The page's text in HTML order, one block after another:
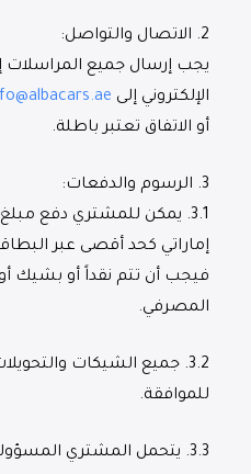
2. الاتصال والتواصل:
يجب إرسال جميع المراسلات
الإلكتروني إلى
أو الاتفاق تعتبر باطلة.
3. الرسوم والدفعات:
3.1.
إماراتي كحد أقصى عبر
فيجب أن تتم نقداً أو بشيك
المصرفي.
3.2. جميع الشيكات
للموافقة.
3.3. يتحمل المشتري